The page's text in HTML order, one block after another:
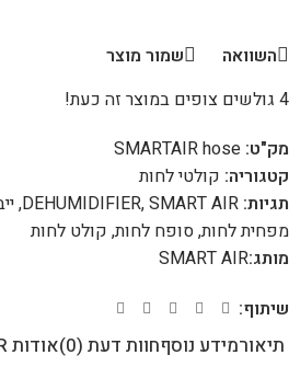
השוואה
שמור מוצר
4 גולשים צופים במוצר זה כעת!
מק"ט: SMARTAIR hose
קטגוריה: קולטי לחות
תגיות:
DEHUMIDIFIER,SMART AIR
,
מפחית לחות,סופח לחות, קולט לחות
מותג:SMART AIR
שיתוף:
תיאורמידע נוסףחוות דעת (0) אודות SMART AIR